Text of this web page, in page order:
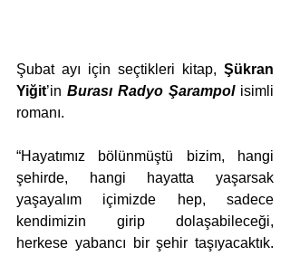
Şubat ayı için seçtikleri kitap, Şükran
Yiğit’in Burası Radyo Şarampol isimli
romanı.
“Hayatımız bölünmüştü bizim, hangi
şehirde, hangi hayatta yaşarsak
yaşayalım içimizde hep, sadece
kendimizin girip dolaşabileceği,
herkese yabancı bir şehir taşıyacaktık.